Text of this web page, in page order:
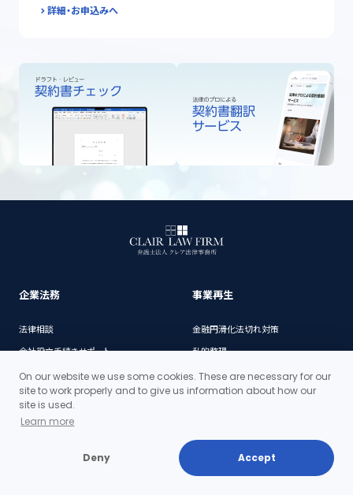
詳細・お申込みへ
企業法務
法律相談
会社設立手続きサポート
商標登録サポート
プライバシーマーク（Pマーク）導入支
援
種類株式発行手続サポート
事業再生
金融円滑化法切れ対策
私的整理
民事再生手続
倒産
破産手続
On our website we use some cookies. These are necessary for our
site to work properly and to give us information about how our
site is used.
Learn more
Deny Accept